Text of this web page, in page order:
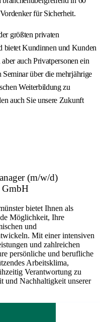
für Sicherheit.
größten privaten
bietet Kundinnen und Kunden
auch Privatpersonen ein
über die mehrjährige
Weiterbildung zu
auch Sie unsere Zukunft
(m/w/d)
GmbH
bietet Ihnen als
Möglichkeit, Ihre
und
Mit einer intensiven
und zahlreichen
persönliche und berufliche
Arbeitsklima,
Verantwortung zu
und Nachhaltigkeit unserer